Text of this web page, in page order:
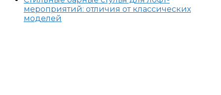
мероприятий: отличия от классических
моделей